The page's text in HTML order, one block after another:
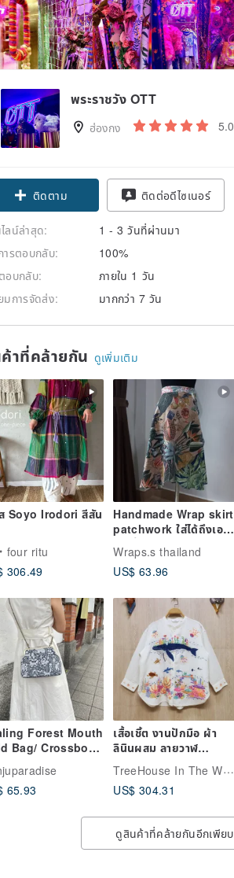
พระราชวัง OTT
ฮ่องกง 5.0
ติดต่อดีไซเนอร์
ลน์ล่าสุด:
1 - 3 วันที่ผ่านมา
ารตอบกลับ:
100%
อบกลับ:
ภายใน 1 วัน
มการจัดส่ง:
มากกว่า 7 วัน
าที่คล้ายกัน ดูเพิ่มเติม
Soyo Irodori สีสัน
four ritu
306.49
Handmade Wrap skirt
patchwork ใส่ได้ถึงเอว
40 นิ้ว
Wraps.s thailand
US$ 63.96
Forest Mouth
Bag/ Crossbody
Side Bag/
Bag
65.93
เสื้อเชิ้ต งานปักมือ ผ้า
ลินินผสม ลายวาฬ
ปะการัง ทะเล มหาสมุทร
ก้อนเมฆ สายรุ้ง
TreeHouse In The Woods
US$ 304.31
ดูสินค้าที่คล้ายกันอีกเพียบ